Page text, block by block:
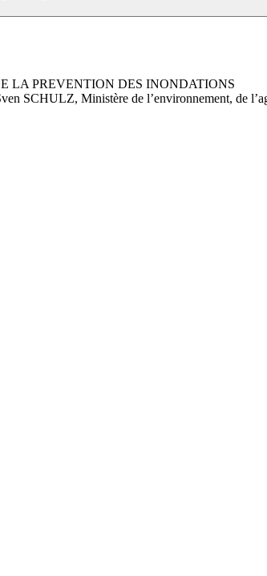
LA PREVENTION DES INONDATIONS
SCHULZ, Ministère de l’environnement, de